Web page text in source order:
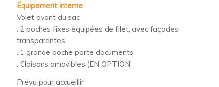
Équipement interne
Volet avant du sac
. 2 poches fixes équipées de filet, avec façades
transparentes
. 1 grande poche porte documents
. Cloisons amovibles (EN OPTION)
Prévu pour accueillir